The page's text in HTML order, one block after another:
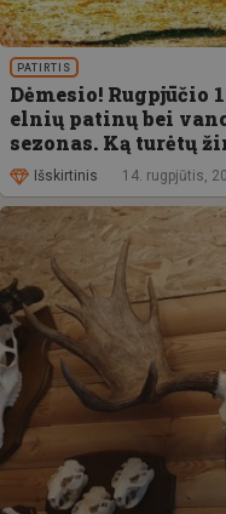
PATIRTIS
Dėmesio! Rugpjūčio
elnių patinų bei
sezonas. Ką turėtų
Išskirtinis 14. rugpjūtis,